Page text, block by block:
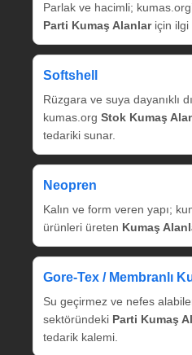
Parlak ve hacimli;
Parti Kumaş Alanlariçin ilgi
Softshell
Rüzgara ve suya dayanıklı
kumas.org Stok Kumaş
tedariki sunar.
Neopren
Kalın ve form veren yapı;
ürünleri üreten Kumaş
Gore‑Tex / Membranlı
Su geçirmez ve nefes
sektöründeki Parti Kumaş
tedarik kalemi.